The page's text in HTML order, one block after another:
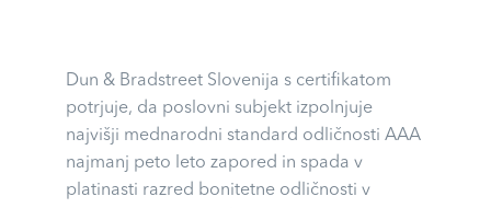
Dun & Bradstreet Slovenija s certifikatom
potrjuje, da poslovni subjekt izpolnjuje
najvišji mednarodni standard odličnosti AAA
najmanj peto leto zapored in spada v
platinasti razred bonitetne odličnosti v